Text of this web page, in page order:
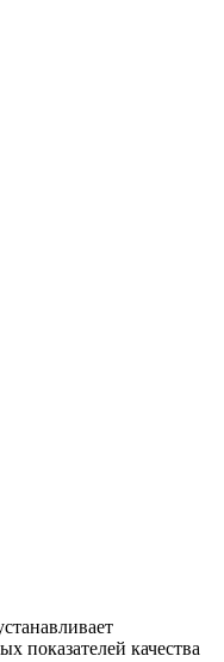
показателей качества